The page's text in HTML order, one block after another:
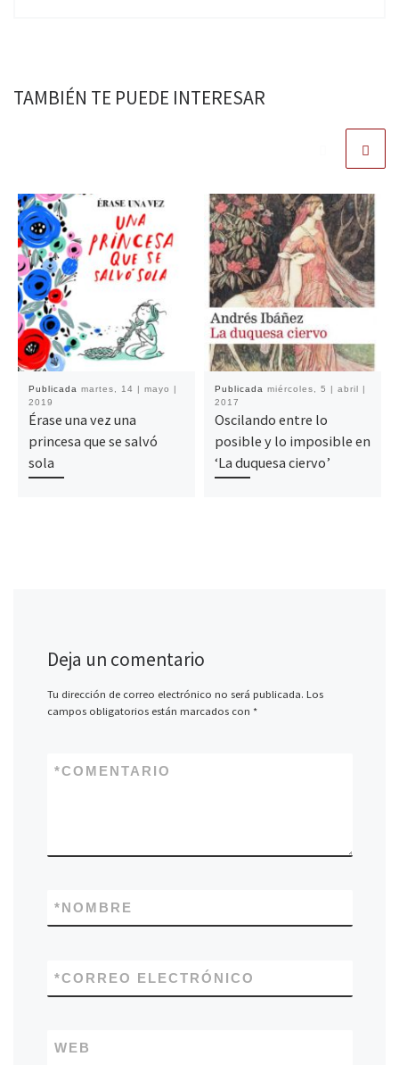
TAMBIÉN TE PUEDE INTERESAR
Publicada martes, 14 | mayo |
2019
Érase una vez una
princesa que se salvó
sola
Publicada miércoles, 5 | abril |
2017
Oscilando entre lo
posible y lo imposible en
‘La duquesa ciervo’
Deja un comentario
Tu dirección de correo electrónico no será publicada. Los
campos obligatorios están marcados con *
COMENTARIO
*
NOMBRE
*
CORREO ELECTRÓNICO
*
WEB